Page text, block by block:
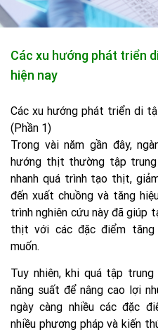
Các xu hướng phát triển
hiện nay
Các xu hướng phát triển di
(Phần 1)
Trong vài năm gần đây,
hướng thịt thường tập
nhanh quá trình tạo thịt,
đến xuất chuồng và tăng
trình nghiên cứu này đã giúp
thịt với các đặc điểm
muốn.
Tuy nhiên, khi quá tập
năng suất để nâng cao lợi
ngày càng nhiều các đặc
nhiều phương pháp và kiến